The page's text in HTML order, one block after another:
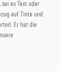
es Text oder
auf Tinte und
Er hat die